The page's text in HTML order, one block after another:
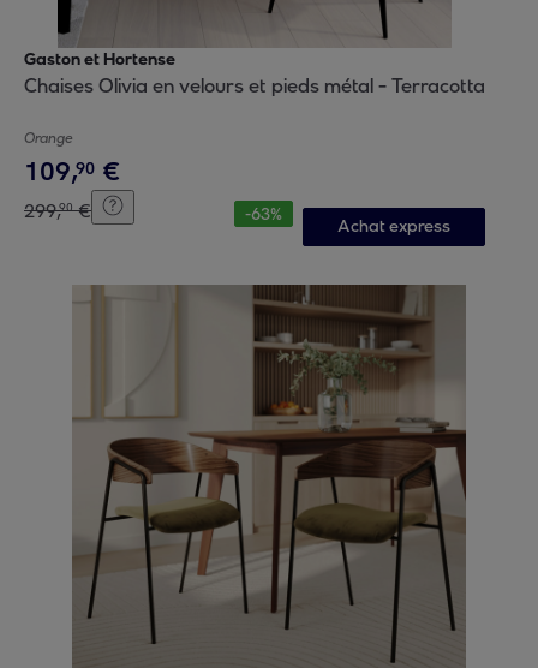
Gaston et Hortense
Chaises Olivia en velours et pieds métal - Terracotta
Orange
109,90 €
299,90 € -63%
Achat express